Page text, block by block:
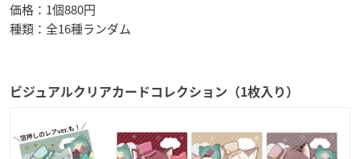
価格：1個880円
種類：全16種ランダム
ビジュアルクリアカードコレクション（1枚入り）